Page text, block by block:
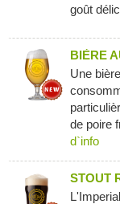
goût
BIÈRE
Une
de poire
d`info
STOUT